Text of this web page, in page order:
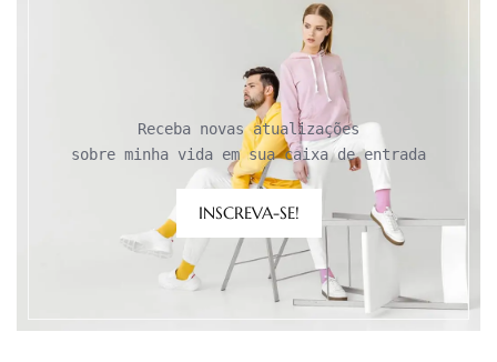
Receba novas atualizações
sobre minha vida em sua caixa de entrada
INSCREVA-SE!